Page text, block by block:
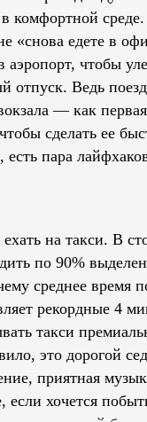
в комфортной
«снова едете в
аэропорт, чтобы
отпуск. Ведь
— как первая
сделать ее
есть пара
на такси. В
по 90%
среднее время
рекордные 4
такси
это дорогой
приятная
если хочется